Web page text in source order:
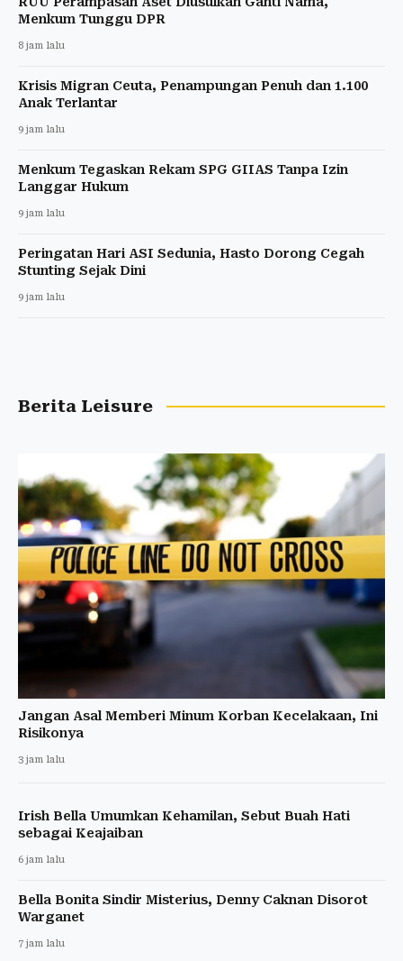
Menkum Tunggu DPR
8 jam lalu
Krisis Migran Ceuta, Penampungan Penuh dan 1.100
Anak Terlantar
9 jam lalu
Menkum Tegaskan Rekam SPG GIIAS Tanpa Izin
Langgar Hukum
9 jam lalu
Peringatan Hari ASI Sedunia, Hasto Dorong Cegah
Stunting Sejak Dini
9 jam lalu
Berita Leisure
Jangan Asal Memberi Minum Korban Kecelakaan, Ini
Risikonya
3 jam lalu
Irish Bella Umumkan Kehamilan, Sebut Buah Hati
sebagai Keajaiban
6 jam lalu
Bella Bonita Sindir Misterius, Denny Caknan Disorot
Warganet
7 jam lalu